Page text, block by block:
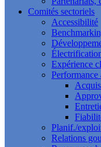
Comités sectoriels
Accessibilité
Expérience
Performance
Planif./
Relations